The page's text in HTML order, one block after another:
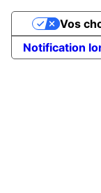
Notification
Vos